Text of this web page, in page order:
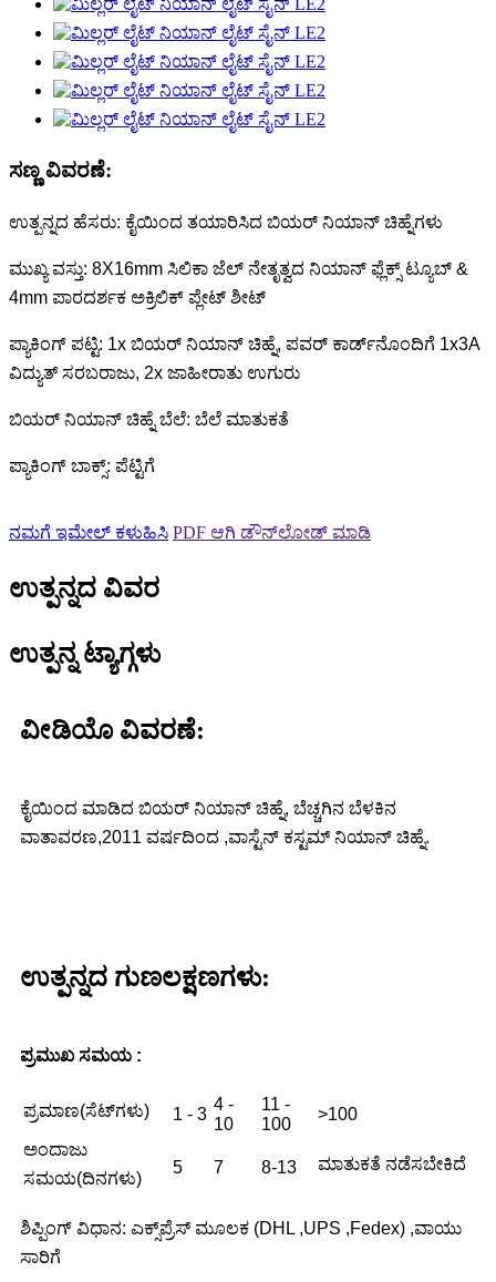
ಸಣ್ಣ ವಿವರಣೆ:
ಉತ್ಪನ್ನದ ಹೆಸರು: ಕೈಯಿಂದ ತಯಾರಿಸಿದ ಬಿಯರ್ ನಿಯಾನ್ ಚಿಹ್ನೆಗಳು
ಮುಖ್ಯ ವಸ್ತು: 8X16mm ಸಿಲಿಕಾ ಜೆಲ್ ನೇತೃತ್ವದ ನಿಯಾನ್ ಫ್ಲೆಕ್ಸ್ ಟ್ಯೂಬ್ &
4mm ಪಾರದರ್ಶಕ ಅಕ್ರಿಲಿಕ್ ಪ್ಲೇಟ್ ಶೀಟ್
ಪ್ಯಾಕಿಂಗ್ ಪಟ್ಟಿ: 1x ಬಿಯರ್ ನಿಯಾನ್ ಚಿಹ್ನೆ, ಪವರ್ ಕಾರ್ಡ್‌ನೊಂದಿಗೆ 1x3A
ವಿದ್ಯುತ್ ಸರಬರಾಜು, 2x ಜಾಹೀರಾತು ಉಗುರು
ಬಿಯರ್ ನಿಯಾನ್ ಚಿಹ್ನೆ ಬೆಲೆ: ಬೆಲೆ ಮಾತುಕತೆ
ಪ್ಯಾಕಿಂಗ್ ಬಾಕ್ಸ್: ಪೆಟ್ಟಿಗೆ
ನಮಗೆ ಇಮೇಲ್ ಕಳುಹಿಸಿ PDF ಆಗಿ ಡೌನ್‌ಲೋಡ್ ಮಾಡಿ
ಉತ್ಪನ್ನದ ವಿವರ
ಉತ್ಪನ್ನ ಟ್ಯಾಗ್ಗಳು
ವೀಡಿಯೊ ವಿವರಣೆ:
ಕೈಯಿಂದ ಮಾಡಿದ ಬಿಯರ್ ನಿಯಾನ್ ಚಿಹ್ನೆ, ಬೆಚ್ಚಗಿನ ಬೆಳಕಿನ
ವಾತಾವರಣ,2011 ವರ್ಷದಿಂದ ,ವಾಸ್ಟೆನ್ ಕಸ್ಟಮ್ ನಿಯಾನ್ ಚಿಹ್ನೆ.
ಉತ್ಪನ್ನದ ಗುಣಲಕ್ಷಣಗಳು:
ಪ್ರಮುಖ ಸಮಯ :
ಪ್ರಮಾಣ(ಸೆಟ್‌ಗಳು) 1 - 3
4 -
10
11 -
100
>100
ಅಂದಾಜು
ಸಮಯ(ದಿನಗಳು)
5 7 8-13 ಮಾತುಕತೆ ನಡೆಸಬೇಕಿದೆ
ಶಿಪ್ಪಿಂಗ್ ವಿಧಾನ: ಎಕ್ಸ್‌ಪ್ರೆಸ್ ಮೂಲಕ (DHL ,UPS ,Fedex) ,ವಾಯು
ಸಾರಿಗೆ